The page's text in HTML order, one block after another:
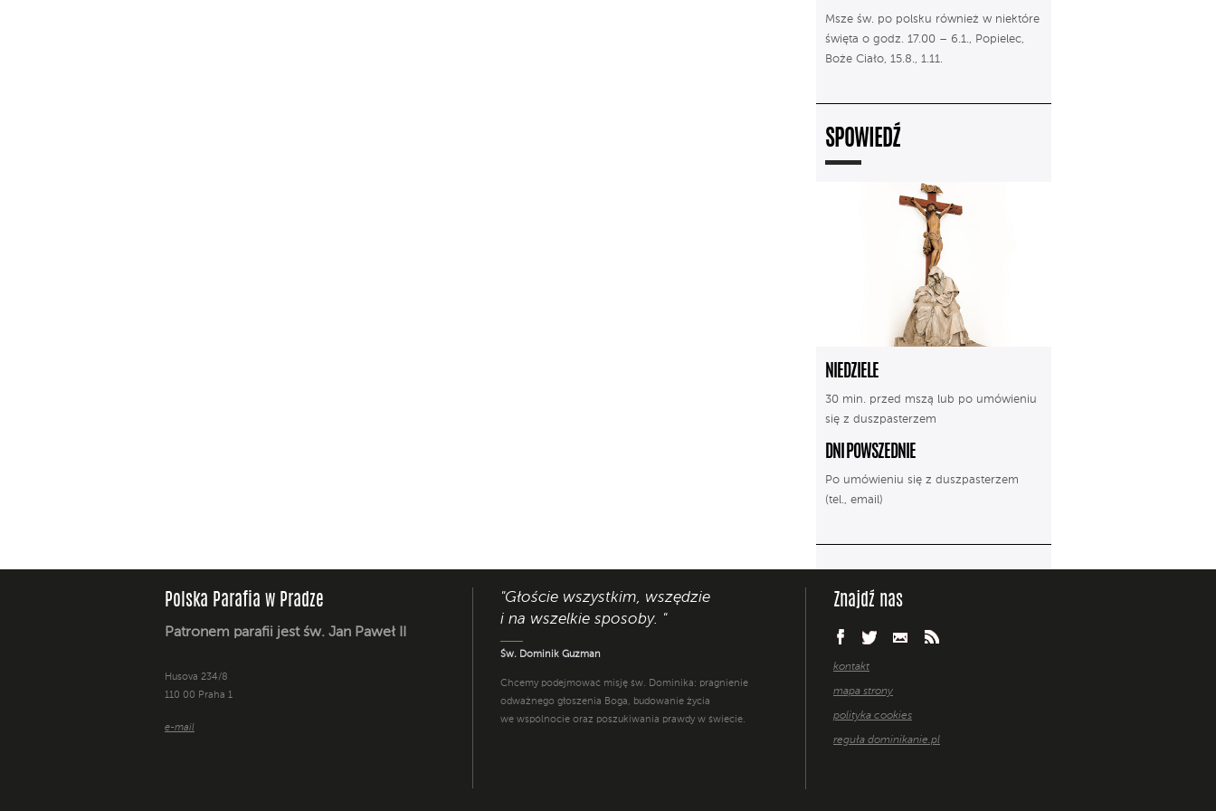
Msze św. po polsku również w niektóre
święta o godz. 17.00 – 6.1., Popielec,
Boże Ciało, 15.8., 1.11.
SPOWIEDŹ
NIEDZIELE
30 min. przed mszą lub po umówieniu
się z duszpasterzem
DNI POWSZEDNIE
Po umówieniu się z duszpasterzem
(tel., email)
Polska Parafia w Pradze
Patronem parafii jest św. Jan Paweł II
Husova 234/8
110 00 Praha 1
e-mail
"Głoście wszystkim, wszędzie
i na wszelkie sposoby. "
Św. Dominik Guzman
Chcemy podejmować misję św. Dominika: pragnienie
odważnego głoszenia Boga, budowanie życia
we wspólnocie oraz poszukiwania prawdy w świecie.
Znajdź nas
kontakt
mapa strony
polityka cookies
reguła dominikanie.pl